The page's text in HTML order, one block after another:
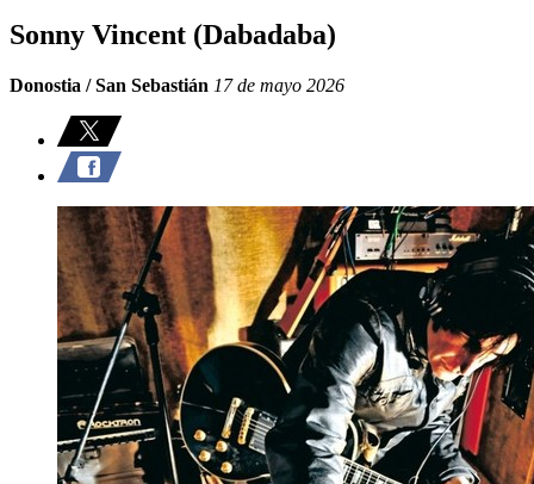
Sonny Vincent (Dabadaba)
Donostia / San Sebastián 17 de mayo 2026